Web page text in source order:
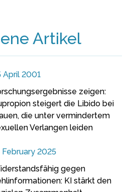
Artikel
April 2001
zeigen:
steigert die Libido bei
die unter vermindertem
Verlangen leiden
February 2025
gegen
KI stärkt den